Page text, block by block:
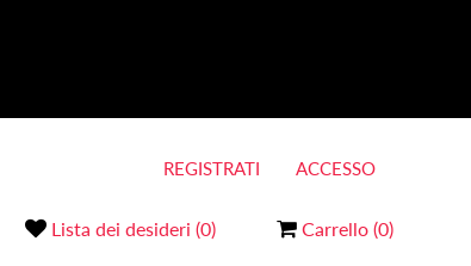
Lista dei desideri (0) Carrello (0)
REGISTRATI ACCESSO